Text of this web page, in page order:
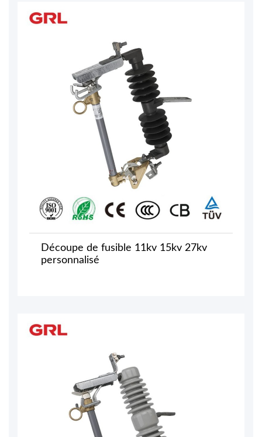
Découpe de fusible 11kv 15kv 27kv
personnalisé